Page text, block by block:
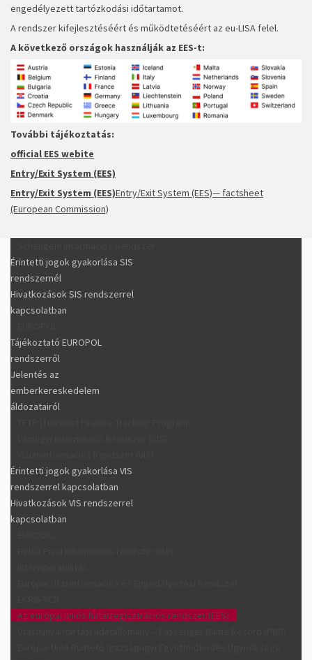
engedélyezett tartózkodási időtartamot.
A rendszer kifejlesztéséért és működtetéséért az eu-LISA felel.
A következő országok használják az EES-t:
További tájékoztatás:
official EES webite
Entry/Exit System (EES)
Entry/Exit System (EES)Entry/Exit System (EES)— factsheet
(European Commission)
Érintetti jogok gyakorlása SIS
rendszernél
Hivatkozások SIS rendszerrel
kapcsolatban
Tájékoztató EUROPOL
rendszerről
Jelentés az
emberkereskedelem
áldozatairól
Érintetti jogok gyakorlása VIS
rendszerrel kapcsolatban
Hivatkozások VIS rendszerrel
kapcsolatban
Az európai uniós határregisztrációs rendszer (EES)